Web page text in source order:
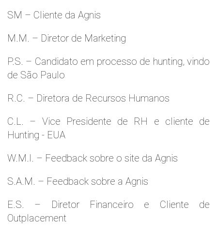
SM – Cliente da Agnis
M.M. – Diretor de Marketing
P.S. – Candidato em processo de hunting, vindo
de São Paulo
R.C. – Diretora de Recursos Humanos
C.L. – Vice Presidente de RH e cliente de
Hunting - EUA
W.M.l. – Feedback sobre o site da Agnis
S.A.M. – Feedback sobre a Agnis
E.S. – Diretor Financeiro e Cliente de
Outplacement